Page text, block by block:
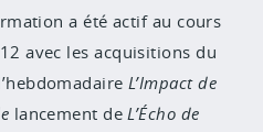
a été actif au cours
avec les acquisitions du
L’Impact de
lancement deL’Écho de